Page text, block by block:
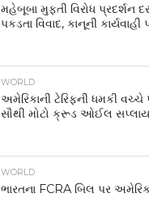
મહેબૂબા મુફ્તી વિરોધ પ્રદર્શન
પકડતા વિવાદ, કાનૂની કાર્યવાહી
WORLD
અમેરિકાની ટેરિફની ધમકી વચ્ચે
સૌથી મોટો ક્રૂડ ઓઈલ
WORLD
ભારતના FCRA બિલ પર